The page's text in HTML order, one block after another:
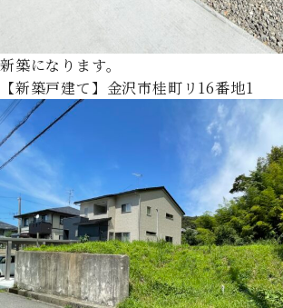
新築になります。
【新築戸建て】金沢市桂町リ16番地1